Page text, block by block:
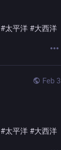
#太平洋 #大西洋
Feb 3
#太平洋 #大西洋